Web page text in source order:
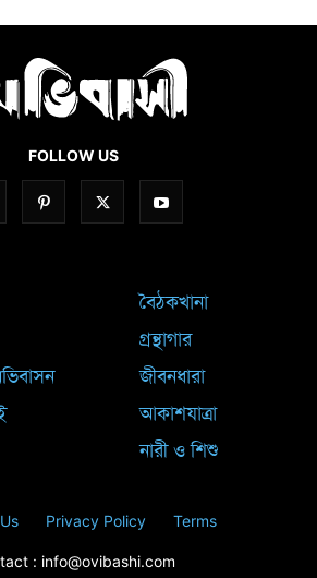
FOLLOW US
বৈঠকখানা
গ্রন্থাগার
জীবনধারা
আকাশযাত্রা
নারী ও শিশু
Privacy Policy Terms
: info@ovibashi.com